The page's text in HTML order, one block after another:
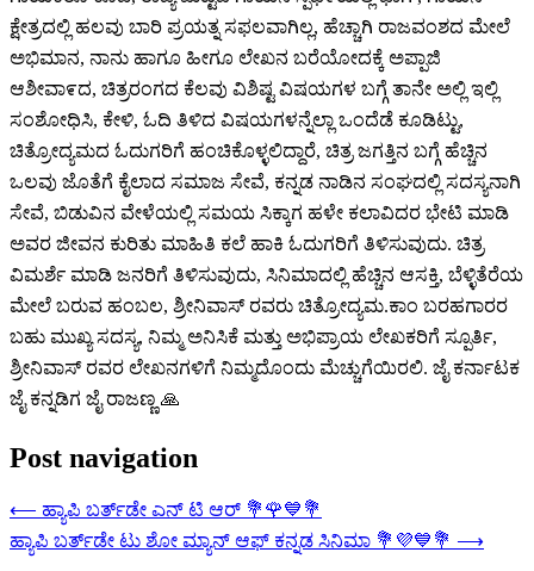
ಕ್ಷೇತ್ರದಲ್ಲಿ ಹಲವು ಬಾರಿ ಪ್ರಯತ್ನ ಸಫಲವಾಗಿಲ್ಲ, ಹೆಚ್ಚಾಗಿ ರಾಜವಂಶದ ಮೇಲೆ
ಅಭಿಮಾನ, ನಾನು ಹಾಗೂ ಹೀಗೂ ಲೇಖನ ಬರೆಯೋದಕ್ಕೆ ಅಪ್ಪಾಜಿ
ಆಶೀವಾ೯ದ, ಚಿತ್ರರಂಗದ ಕೆಲವು ವಿಶಿಷ್ಟ ವಿಷಯಗಳ ಬಗ್ಗೆ ತಾನೇ ಅಲ್ಲಿ ಇಲ್ಲಿ
ಸಂಶೋಧಿಸಿ, ಕೇಳಿ, ಓದಿ ತಿಳಿದ ವಿಷಯಗಳನ್ನೆಲ್ಲಾ ಒಂದೆಡೆ ಕೂಡಿಟ್ಟು,
ಚಿತ್ರೋದ್ಯಮದ ಓದುಗರಿಗೆ ಹಂಚಿಕೊಳ್ಳಲಿದ್ದಾರೆ, ಚಿತ್ರ ಜಗತ್ತಿನ ಬಗ್ಗೆ ಹೆಚ್ಚಿನ
ಒಲವು ಜೊತೆಗೆ ಕೈಲಾದ ಸಮಾಜ ಸೇವೆ, ಕನ್ನಡ ನಾಡಿನ ಸಂಘದಲ್ಲಿ ಸದಸ್ಯನಾಗಿ
ಸೇವೆ, ಬಿಡುವಿನ ವೇಳೆಯಲ್ಲಿ ಸಮಯ ಸಿಕ್ಕಾಗ ಹಳೇ ಕಲಾವಿದರ ಭೇಟಿ ಮಾಡಿ
ಅವರ ಜೀವನ ಕುರಿತು ಮಾಹಿತಿ ಕಲೆ ಹಾಕಿ ಓದುಗರಿಗೆ ತಿಳಿಸುವುದು. ಚಿತ್ರ
ವಿಮರ್ಶೆ ಮಾಡಿ ಜನರಿಗೆ ತಿಳಿಸುವುದು, ಸಿನಿಮಾದಲ್ಲಿ ಹೆಚ್ಚಿನ ಆಸಕ್ತಿ, ಬೆಳ್ಳಿತೆರೆಯ
ಮೇಲೆ ಬರುವ ಹಂಬಲ, ಶ್ರೀನಿವಾಸ್ ರವರು ಚಿತ್ರೋದ್ಯಮ.ಕಾಂ ಬರಹಗಾರರ
ಬಹು ಮುಖ್ಯ ಸದಸ್ಯ, ನಿಮ್ಮ ಅನಿಸಿಕೆ ಮತ್ತು ಅಭಿಪ್ರಾಯ ಲೇಖಕರಿಗೆ ಸ್ಪೂರ್ತಿ,
ಶ್ರೀನಿವಾಸ್ ರವರ ಲೇಖನಗಳಿಗೆ ನಿಮ್ಮದೊಂದು ಮೆಚ್ಚುಗೆಯಿರಲಿ. ಜೈ ಕರ್ನಾಟಕ
ಜೈ ಕನ್ನಡಿಗ ಜೈ ರಾಜಣ್ಣ 🙏
Post navigation
⟵ ಹ್ಯಾಪಿ ಬರ್ತ್‌ಡೇ ಎನ್ ಟಿ ಆರ್ 💐🌹💙💐
ಹ್ಯಾಪಿ ಬರ್ತ್‌ಡೇ ಟು ಶೋ ಮ್ಯಾನ್ ಆಫ್ ಕನ್ನಡ ಸಿನಿಮಾ 💐💜💙💐 ⟶